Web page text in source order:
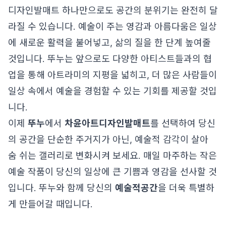
디자인발매트 하나만으로도 공간의 분위기는 완전히 달
라질 수 있습니다. 예술이 주는 영감과 아름다움은 일상
에 새로운 활력을 불어넣고, 삶의 질을 한 단계 높여줄
것입니다. 뚜누는 앞으로도 다양한 아티스트들과의 협
업을 통해 아트라미의 지평을 넓히고, 더 많은 사람들이
일상 속에서 예술을 경험할 수 있는 기회를 제공할 것입
니다.
이제 뚜누에서 차윤아트디자인발매트를 선택하여 당신
의 공간을 단순한 주거지가 아닌, 예술적 감각이 살아
숨 쉬는 갤러리로 변화시켜 보세요. 매일 마주하는 작은
예술 작품이 당신의 일상에 큰 기쁨과 영감을 선사할 것
입니다. 뚜누와 함께 당신의 예술적공간을 더욱 특별하
게 만들어갈 때입니다.